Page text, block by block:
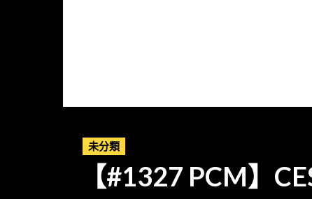
未分類
【#1327 PCM】